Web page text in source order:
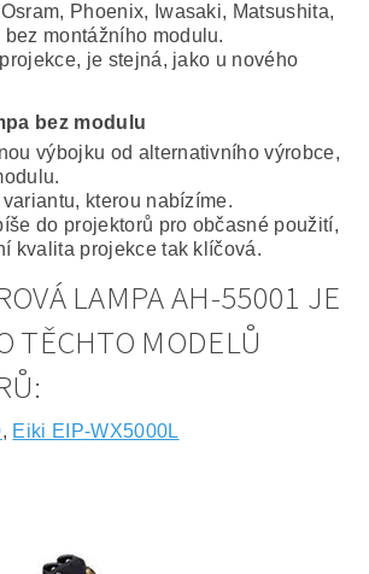
Phoenix, Iwasaki, Matsushita,
montážního modulu.
je stejná, jako u nového
bez modulu
výbojku od alternativního výrobce,
kterou nabízíme.
do projektorů pro občasné použití,
kvalita projekce tak klíčová.
LAMPA AH-55001 JE
TĚCHTO MODELŮ
, Eiki EIP-WX5000L